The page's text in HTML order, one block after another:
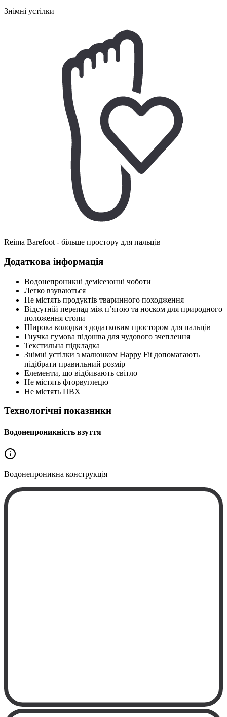
Знімні устілки
Reima Barefoot - більше простору для пальців
Додаткова інформація
Водонепроникні демісезонні чоботи
Легко взуваються
Не містять продуктів тваринного походження
Відсутній перепад між п’ятою та носком для природного
положення стопи
Широка колодка з додатковим простором для пальців
Гнучка гумова підошва для чудового зчеплення
Текстильна підкладка
Знімні устілки з малюнком Happy Fit допомагають
підібрати правильний розмір
Елементи, що відбивають світло
Не містять фторвуглецю
Не містять ПВХ
Технологічні показники
Водонепроникність взуття
Водонепроникна конструкція